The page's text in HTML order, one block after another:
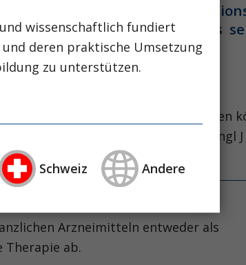
peg-
semaglutid sepsis
oder Checkpoint-Inhibitoren
bewirken (Rosner MH; N Engl J
Arzneimitteln entweder als
Therapie ab.
wissenschaftlich fundiert
deren praktische Umsetzung
zu unterstützen.
Schweiz Andere